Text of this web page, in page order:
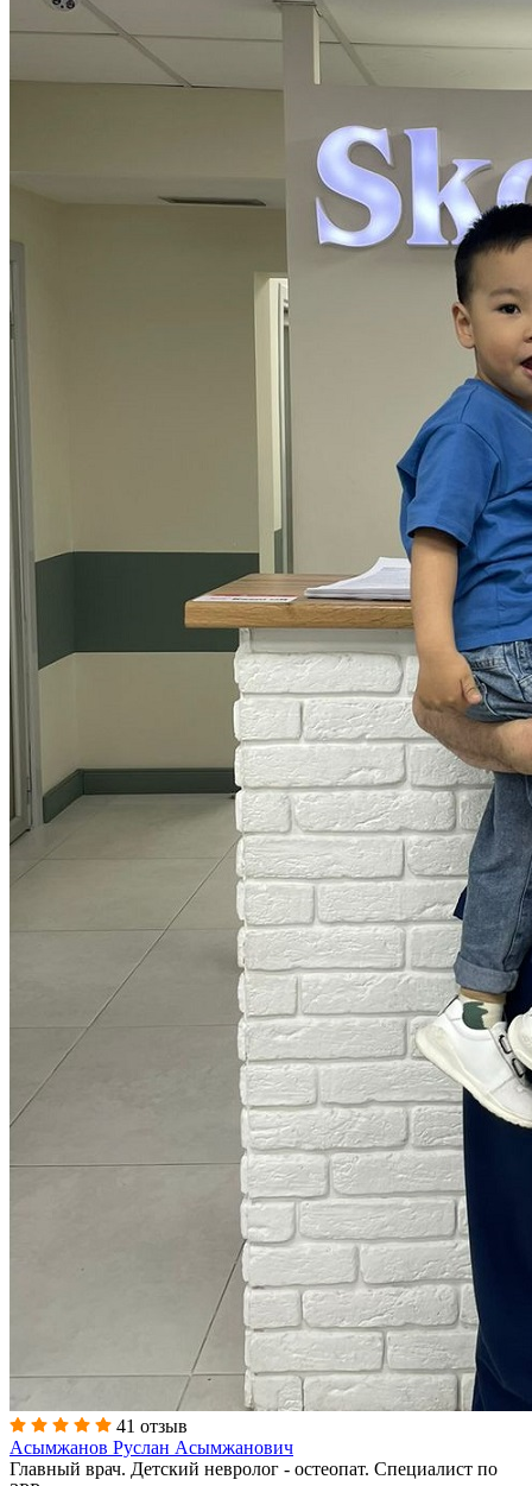
41 отзыв
Асымжанов Руслан Асымжанович
Главный врач. Детский невролог - остеопат. Специалист по